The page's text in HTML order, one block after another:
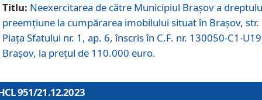
Titlu: Neexercitarea de către Municipiul Brașov a
preemțiune la cumpărarea imobilului situat în Brașov, str.
Piața Sfatului nr. 1, ap. 6, înscris în C.F. nr. 130050-C1-U19
Brașov, la prețul de 110.000 euro.
951/21.12.2023